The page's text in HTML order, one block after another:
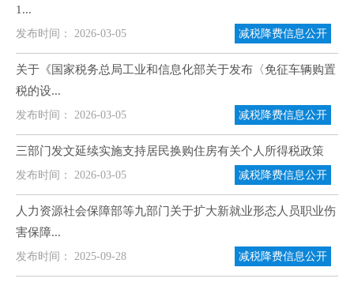
1...
发布时间： 2026-03-05 减税降费信息公开
关于《国家税务总局工业和信息化部关于发布〈免征车辆购置
税的设...
发布时间： 2026-03-05 减税降费信息公开
三部门发文延续实施支持居民换购住房有关个人所得税政策
发布时间： 2026-03-05 减税降费信息公开
人力资源社会保障部等九部门关于扩大新就业形态人员职业伤
害保障...
发布时间： 2025-09-28 减税降费信息公开